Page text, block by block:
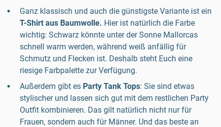
Ganz klassisch und auch die günstigste Variante ist ein
T-Shirt aus Baumwolle. Hier ist natürlich die Farbe
wichtig: Schwarz könnte unter der Sonne Mallorcas
schnell warm werden, während weiß anfällig für
Schmutz und Flecken ist. Deshalb steht Euch eine
riesige Farbpalette zur Verfügung.
Außerdem gibt es Party Tank Tops: Sie sind etwas
stylischer und lassen sich gut mit dem restlichen Party
Outfit kombinieren. Das gilt natürlich nicht nur für
Frauen, sondern auch für Männer. Und das beste an